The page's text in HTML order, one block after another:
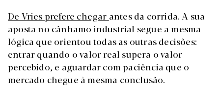
De Vries prefere chegar antes da corrida. A sua
aposta no cânhamo industrial segue a mesma
lógica que orientou todas as outras decisões:
entrar quando o valor real supera o valor
percebido, e aguardar com paciência que o
mercado chegue à mesma conclusão.